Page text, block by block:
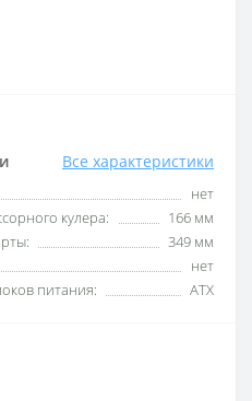
Все характеристики
нет
кулера:
166 мм
349 мм
нет
питания:
ATX